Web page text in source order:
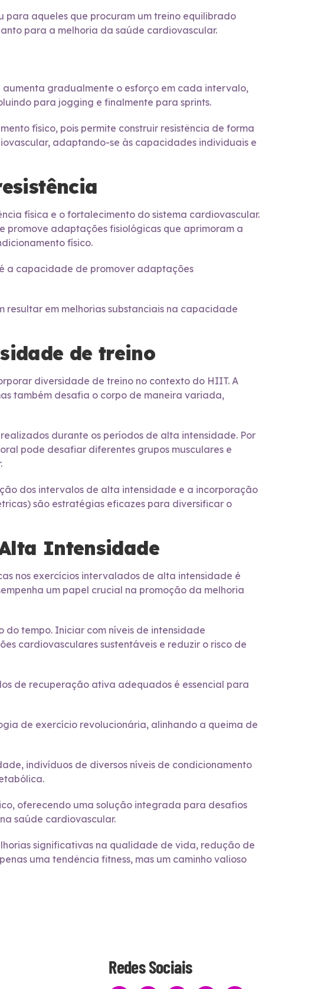
aqueles que procuram um treino equilibrado
para a melhoria da saúde cardiovascular.
gradualmente o esforço em cada intervalo,
para jogging e finalmente para sprints.
físico, pois permite construir resistência de forma
adaptando-se às capacidades individuais e
física e o fortalecimento do sistema cardiovascular.
promove adaptações fisiológicas que aprimoram a
físico.
a capacidade de promover adaptações
resultar em melhorias substanciais na capacidade
de treino
diversidade de treino no contexto do HIIT. A
também desafia o corpo de maneira variada,
durante os períodos de alta intensidade. Por
pode desafiar diferentes grupos musculares e
dos intervalos de alta intensidade e a incorporação
são estratégias eficazes para diversificar o
Intensidade
nos exercícios intervalados de alta intensidade é
um papel crucial na promoção da melhoria
tempo. Iniciar com níveis de intensidade
cardiovasculares sustentáveis e reduzir o risco de
de recuperação ativa adequados é essencial para
de exercício revolucionária, alinhando a queima de
indivíduos de diversos níveis de condicionamento
oferecendo uma solução integrada para desafios
saúde cardiovascular.
significativas na qualidade de vida, redução de
uma tendência fitness, mas um caminho valioso
Redes Sociais